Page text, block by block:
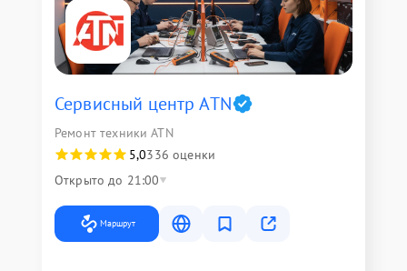
Сервисный центр ATN
Ремонт техники ATN
5,0336 оценки
Открыто до 21:00
Маршрут